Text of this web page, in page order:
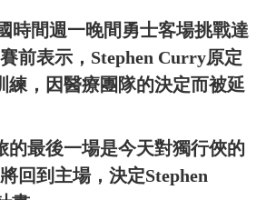
時間週一晚間勇士客場挑戰達
前表示，Stephen Curry原定
練，因醫療團隊的決定而被延
的最後一場是今天對獨行俠的
回到主場，決定Stephen